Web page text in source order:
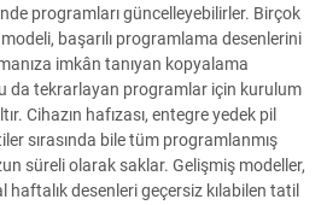
programları güncelleyebilirler. Birçok
başarılı programlama desenlerini
imkân tanıyan kopyalama
da tekrarlayan programlar için kurulum
Cihazın hafızası, entegre yedek pil
sırasında bile tüm programlanmış
süreli olarak saklar. Gelişmiş modeller,
desenleri geçersiz kılabilen tatil